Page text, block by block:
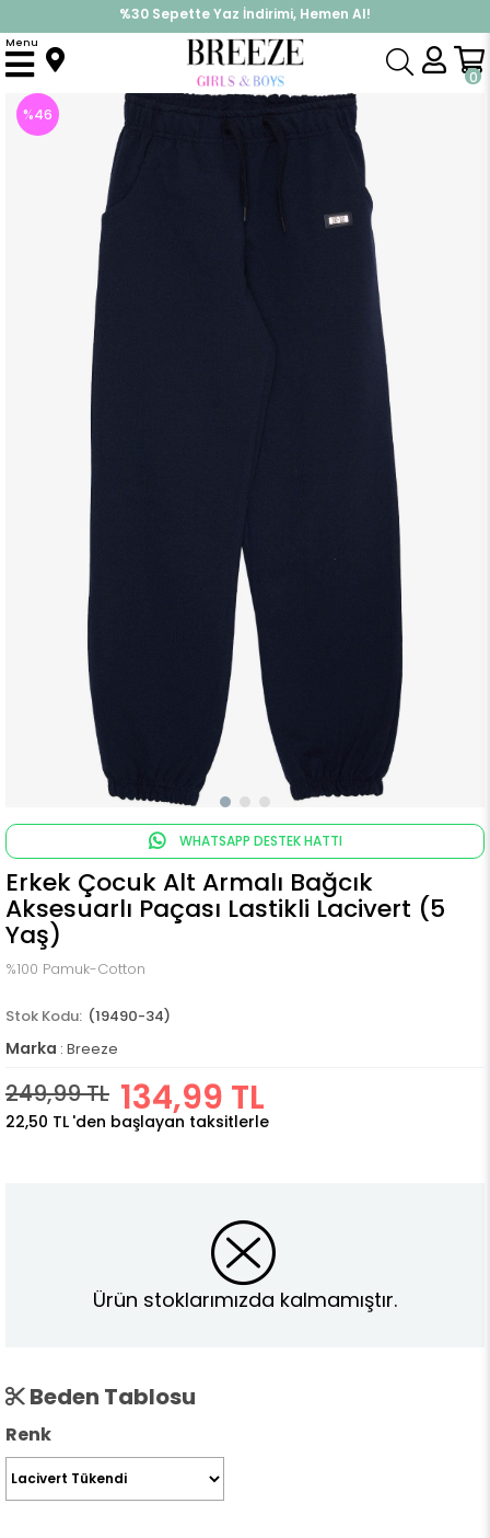
%30 Sepette Yaz İndirimi, Hemen Al!
İndirimlere ek %10 İndirimi Kap, Hemen Üye Ol!
0
Menu
Anasayfa Alt Giyim Eşofman Altı Erkek Çocuk Alt Armalı Bağcık Aksesuarlı Paçası Lastikli Lacivert (5 Yaş)
%46
WHATSAPP DESTEK HATTI
Erkek Çocuk Alt Armalı Bağcık
Aksesuarlı Paçası Lastikli Lacivert (5
Yaş)
%100 Pamuk-Cotton
(19490-34)
Marka : Breeze
249,99 TL 134,99 TL
22,50 TL 'den başlayan taksitlerle
Ürün stoklarımızda kalmamıştır.
Beden Tablosu
Renk